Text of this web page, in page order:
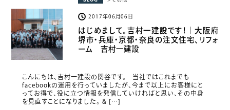
2017年06月06日
はじめまして。吉村一建設です！｜大阪府
堺市・兵庫・京都・奈良の注文住宅、リフォ
ーム 吉村一建設
こんにちは、吉村一建設の関谷です。 当社ではこれまでも
facebookの運用を行っていましたが、今まで以上にお客様にと
ってお得で、役に立つ情報を発信していければと思い、その中身
を見直すことになりました。 & […]